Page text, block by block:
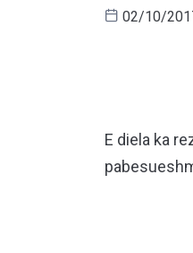
02/10/
E diela ka